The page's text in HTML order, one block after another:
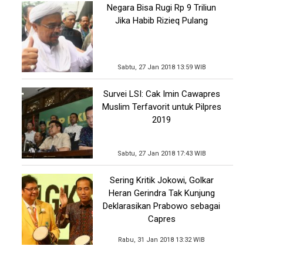
Negara Bisa Rugi Rp 9 Triliun
Jika Habib Rizieq Pulang
Sabtu, 27 Jan 2018 13:59 WIB
Survei LSI: Cak Imin Cawapres
Muslim Terfavorit untuk Pilpres
2019
Sabtu, 27 Jan 2018 17:43 WIB
Sering Kritik Jokowi, Golkar
Heran Gerindra Tak Kunjung
Deklarasikan Prabowo sebagai
Capres
Rabu, 31 Jan 2018 13:32 WIB